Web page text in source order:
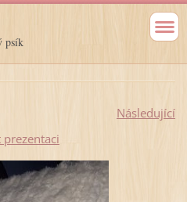
psík
Následující
prezentaci